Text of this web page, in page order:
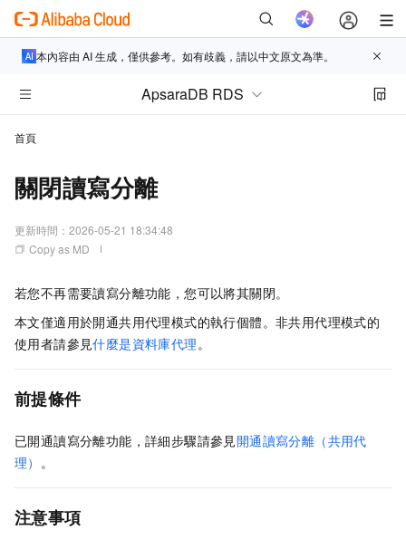
本內容由 AI 生成，僅供參考。如有歧義，請以中文原文為準。
ApsaraDB RDS
首頁
關閉讀寫分離
更新時間： 2026-05-21 18:34:48
Copy as MD
若您不再需要讀寫分離功能，您可以將其關閉。
本文僅適用於開通共用代理模式的執行個體。非共用代理模式的
使用者請參見什麼是資料庫代理。
前提條件
已開通讀寫分離功能，詳細步驟請參見開通讀寫分離（共用代
理） 。
注意事項